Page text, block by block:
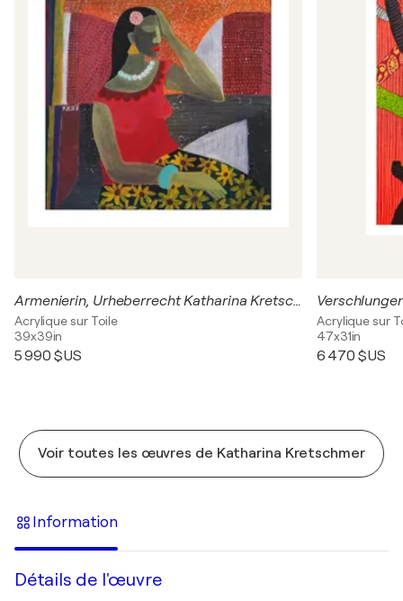
Armenierin, Urheberrecht Katharina Kretschmer
Acrylique sur Toile
39x39in
5 990 $US
Acrylique sur
47x31in
6 470 $US
Voir toutes les œuvres de Katharina Kretschmer
Information
Détails de l'œuvre